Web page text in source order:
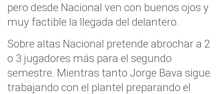
pero desde Nacional ven con buenos ojos y
muy factible la llegada del delantero.
Sobre altas Nacional pretende abrochar a 2
o 3 jugadores más para el segundo
semestre. Mientras tanto Jorge Bava sigue
trabajando con el plantel preparando el